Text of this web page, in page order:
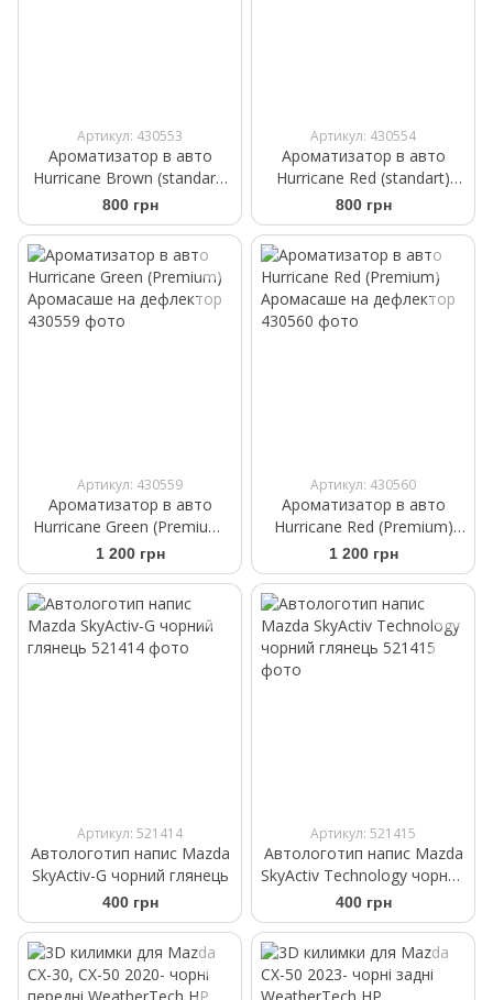
Артикул: 430553
Ароматизатор в авто
Hurricane Brown (standart)
Аромасаше на дефлектор
800 грн
Артикул: 430554
Ароматизатор в авто
Hurricane Red (standart)
Аромасаше на дефлектор
800 грн
Артикул: 430559
Ароматизатор в авто
Hurricane Green (Premium)
Аромасаше на дефлектор
1 200 грн
Артикул: 430560
Ароматизатор в авто
Hurricane Red (Premium)
Аромасаше на дефлектор
1 200 грн
Артикул: 521414
Автологотип напис Mazda
SkyActiv-G чорний глянець
400 грн
Артикул: 521415
Автологотип напис Mazda
SkyActiv Technology чорний
глянець
400 грн